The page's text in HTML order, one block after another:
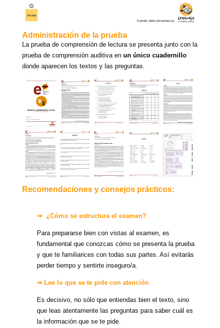
Administración de la prueba
La prueba de comprensión de lectura se presenta junto con la
prueba de comprensión auditiva en un único cuadernillo
donde aparecen los textos y las preguntas.
Recomendaciones y consejos prácticos:
⇒ ¿Cómo se estructura el examen?
Para prepararse bien con vistas al examen, es
fundamental que conozcas cómo se presenta la prueba
y que te familiarices con todas sus partes. Así evitarás
perder tiempo y sentirte inseguro/a.
⇒ Lee lo que se te pide con atención
Es decisivo, no sólo que entiendas bien el texto, sino
que leas atentamente las preguntas para saber cuál es
la información que se te pide.